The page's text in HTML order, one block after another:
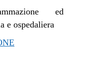
ed
e ospedaliera